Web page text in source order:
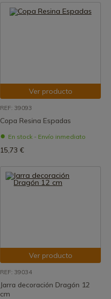
Ver producto
REF: 39093
Copa Resina Espadas
En stock - Envío inmediato
15,73 €
Ver producto
REF: 39034
Jarra decoración Dragón 12
cm